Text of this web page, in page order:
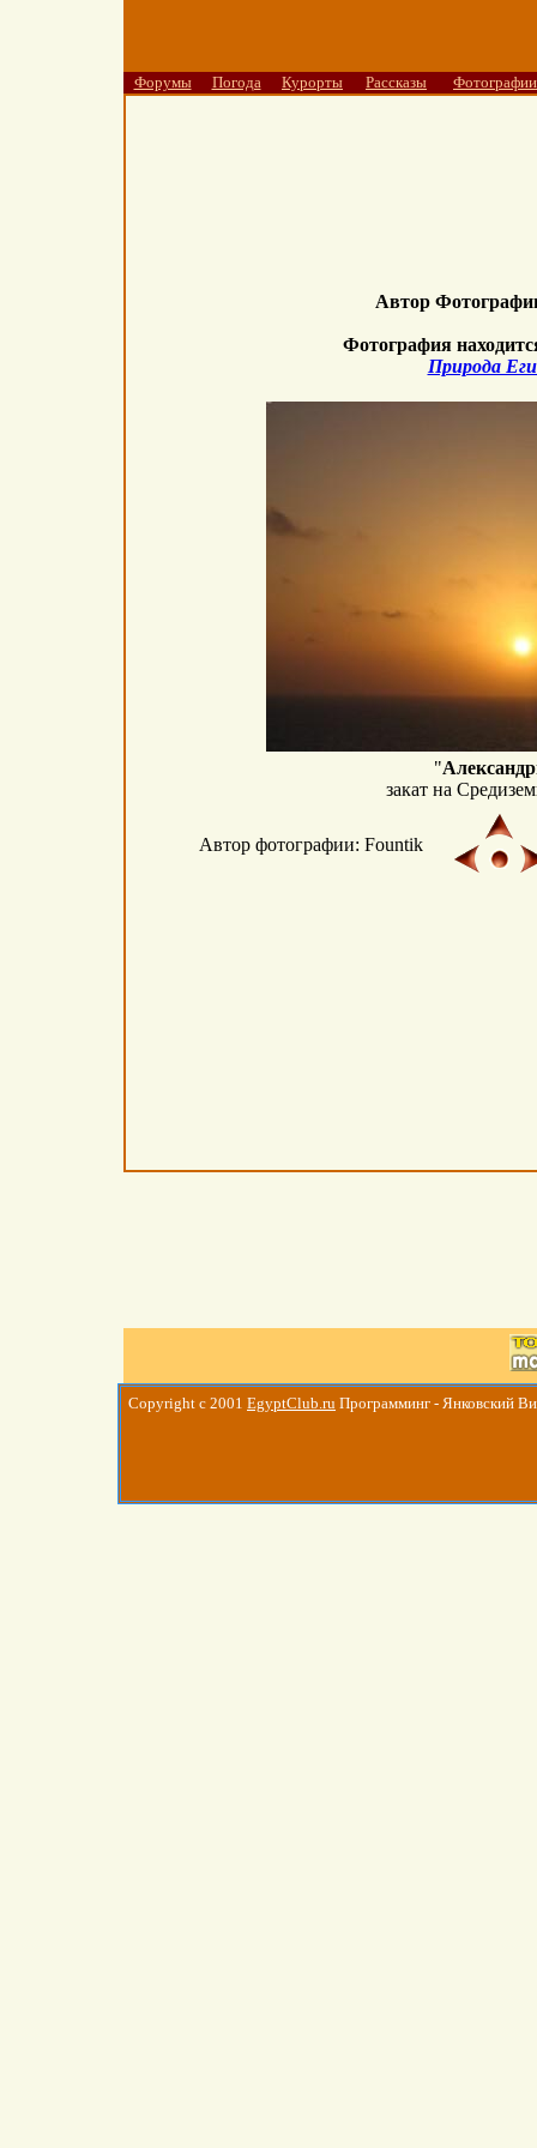
Форумы Погода Курорты Рассказы Фотографии
Автор
Фотография
Природа
"
закат на
Автор фотографии: Fountik
Copyright c 2001 EgyptClub.ru Программинг - Янковский